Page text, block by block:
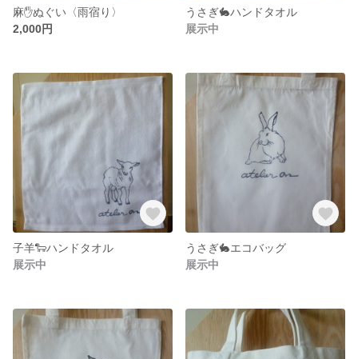
麻✋ぬぐい〈雨宿り〉
2,000円
うさぎ🐇ハンドタオル
展示中
子羊🐑ハンドタオル
展示中
うさぎ🐇エコバッグ
展示中